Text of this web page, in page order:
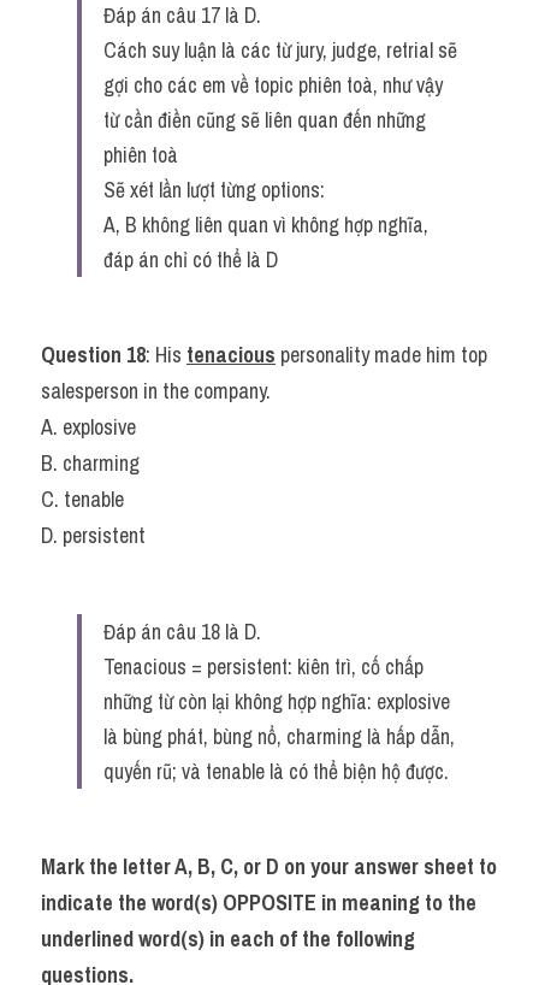
Đáp án câu 17 là D.
Cách suy luận là các từ jury, judge, retrial sẽ
gợi cho các em về topic phiên toà, như vậy
từ cần điền cũng sẽ liên quan đến những
phiên toà
Sẽ xét lần lượt từng options:
A, B không liên quan vì không hợp nghĩa,
đáp án chỉ có thể là D
Question 18: His tenacious personality made him top
salesperson in the company.
A. explosive
B. charming
C. tenable
D. persistent
Đáp án câu 18 là D.
Tenacious = persistent: kiên trì, cố chấp
những từ còn lại không hợp nghĩa: explosive
là bùng phát, bùng nổ, charming là hấp dẫn,
quyến rũ; và tenable là có thể biện hộ được.
Mark the letter A, B, C, or D on your answer sheet to
indicate the word(s) OPPOSITE in meaning to the
underlined word(s) in each of the following
questions.